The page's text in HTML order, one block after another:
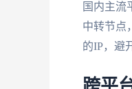
国内主流
中转节点
的IP，避